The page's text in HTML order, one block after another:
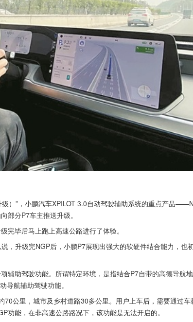
）”，小鹏汽车XPILOT 3.0自动驾驶辅助系统的重点产品
部分P7车主推送升级。
完毕后马上跑上高速公路进行了体验。
，升级完NGP后，小鹏P7展现出强大的软硬件结合能力，也
辅助驾驶功能。所谓特定环境，是指结合P7自带的高德导航
导航辅助驾驶功能。
公里，城市及乡村道路30多公里。用户上车后，需要通过车
功能，在非高速公路路况下，该功能是无法开启的。